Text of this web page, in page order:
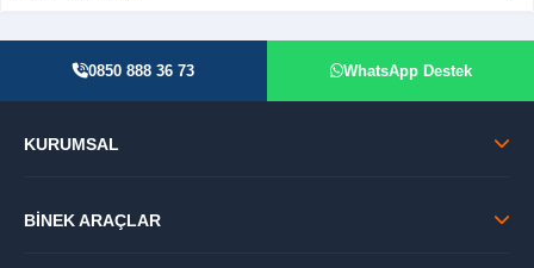
0850 888 36 73 WhatsApp Destek
KURUMSAL
BİNEK ARAÇLAR